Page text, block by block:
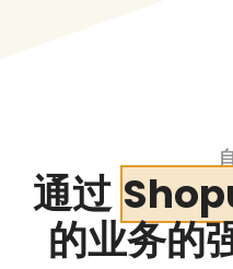
通过
的业务的